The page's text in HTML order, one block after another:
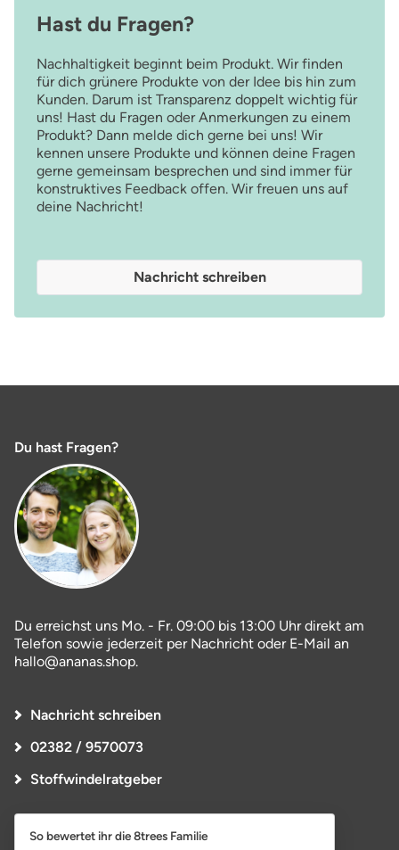
Hast du Fragen?
Nachhaltigkeit beginnt beim Produkt. Wir finden
für dich grünere Produkte von der Idee bis hin zum
Kunden. Darum ist Transparenz doppelt wichtig für
uns! Hast du Fragen oder Anmerkungen zu einem
Produkt? Dann melde dich gerne bei uns! Wir
kennen unsere Produkte und können deine Fragen
gerne gemeinsam besprechen und sind immer für
konstruktives Feedback offen. Wir freuen uns auf
deine Nachricht!
Nachricht schreiben
Du hast Fragen?
Du erreichst uns Mo. - Fr. 09:00 bis 13:00 Uhr direkt am
Telefon sowie jederzeit per Nachricht oder E-Mail an
hallo@ananas.shop.
Nachricht schreiben
02382 / 9570073
Stoffwindelratgeber
So bewertet ihr die 8trees Familie